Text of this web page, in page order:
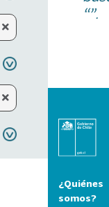
“”.
¿Quiénes
somos?